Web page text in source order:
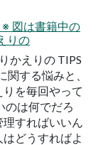
図は書籍中の
りの
かえりの TIPS
する悩みと、
を毎回やって
のは何でだろ
理すればいいん
どうすればよ